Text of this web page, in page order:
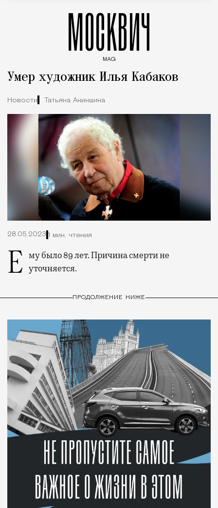
МОСКВИЧ
MAG
Умер художник Илья Кабаков
Новости Татьяна Акиншина
28.05.2023 1 мин. чтения
Ему было 89 лет. Причина смерти не уточняется.
ПРОДОЛЖЕНИЕ НИЖЕ